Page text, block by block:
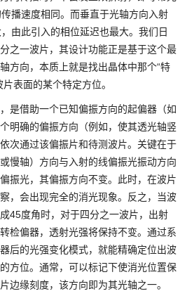
传播速度相同。而垂直于光轴方向入射
由此引入的相位延迟也最大。我们日
之一波片，其设计功能正是基于这个最
方向，本质上就是找出晶体中那个“特
表面的某个特定方位。
是借助一个已知偏振方向的起偏器（如
明确的偏振方向（例如，使其透光轴竖
次通过该偏振片和待测波片。关键在于
慢轴）方向与入射的线偏振光振动方向
振光，其偏振方向不变。此时，在波片
，会出现完全的消光现象。反之，当波
45度角时，对于四分之一波片，出射
检偏器，透射光强将保持不变。通过系
后的光强变化模式，就能精确定位出波
方位。通常，可以标记下使消光位置保
边缘刻度，该方向即为其光轴之一。